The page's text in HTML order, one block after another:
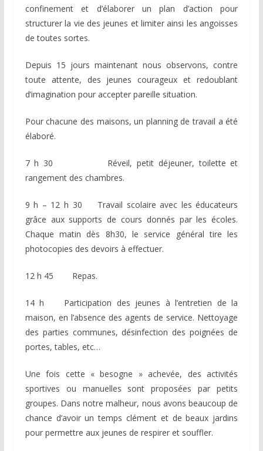
confinement et d’élaborer un plan d’action pour
structurer la vie des jeunes et limiter ainsi les angoisses
de toutes sortes.
Depuis 15 jours maintenant nous observons, contre
toute attente, des jeunes courageux et redoublant
d’imagination pour accepter pareille situation.
Pour chacune des maisons, un planning de travail a été
élaboré.
7 h 30 Réveil, petit déjeuner, toilette et
rangement des chambres.
9 h – 12 h 30 Travail scolaire avec les éducateurs
grâce aux supports de cours donnés par les écoles.
Chaque matin dès 8h30, le service général tire les
photocopies des devoirs à effectuer.
12 h 45 Repas.
14 h Participation des jeunes à l’entretien de la
maison, en l’absence des agents de service. Nettoyage
des parties communes, désinfection des poignées de
portes, tables, etc…
Une fois cette « besogne » achevée, des activités
sportives ou manuelles sont proposées par petits
groupes. Dans notre malheur, nous avons beaucoup de
chance d’avoir un temps clément et de beaux jardins
pour permettre aux jeunes de respirer et souffler.